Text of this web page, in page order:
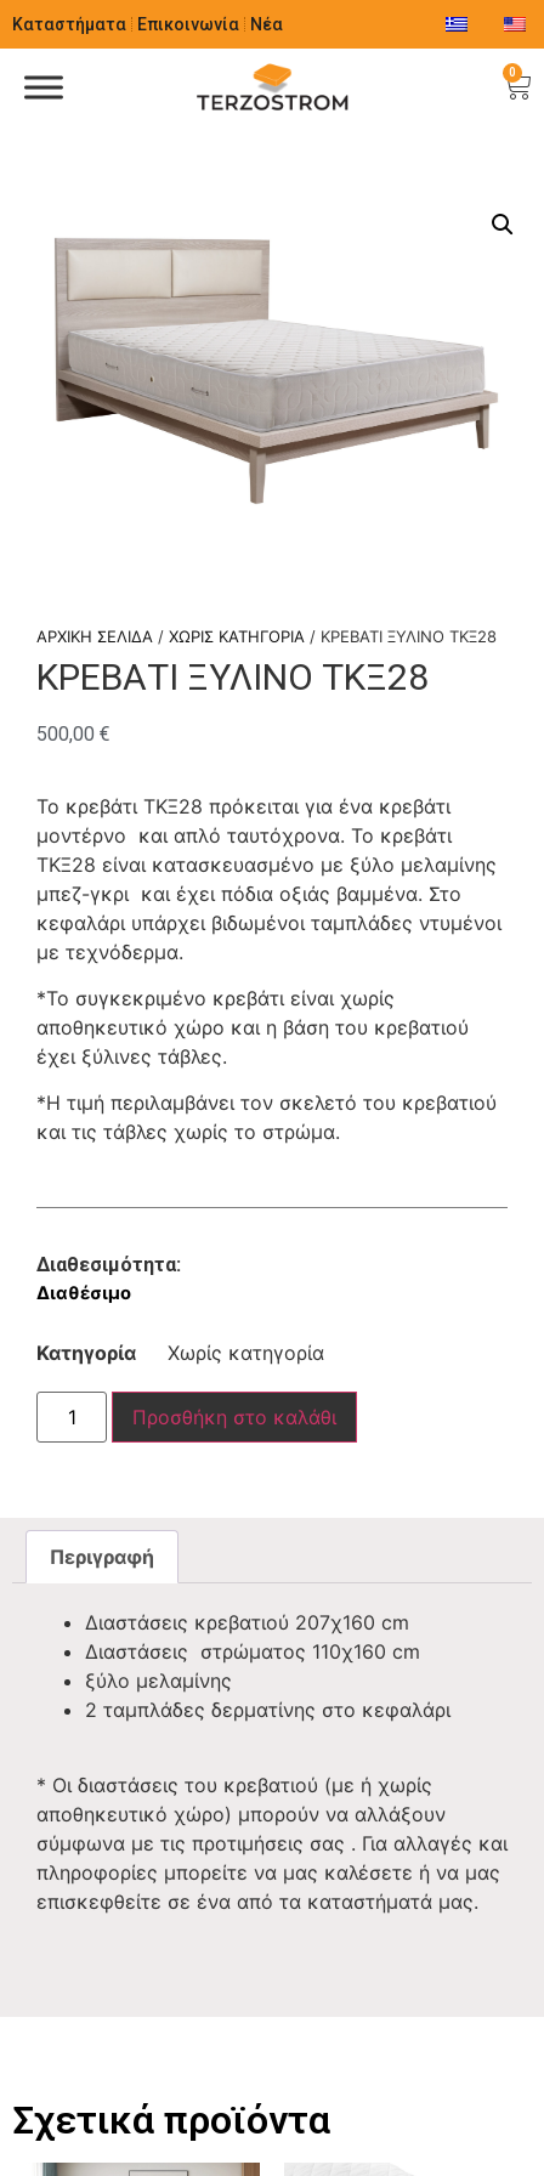
Καταστήματα Επικοινωνία Νέα
0
ΑΡΧΙΚΉ ΣΕΛΊΔΑ / ΧΩΡΊΣ ΚΑΤΗΓΟΡΊΑ / ΚΡΕΒΑΤΙ ΞΥΛΙΝΟ ΤΚΞ28
ΚΡΕΒΑΤΙ ΞΥΛΙΝΟ ΤΚΞ28
500,00 €
To κρεβάτι ΤΚΞ28 πρόκειται για ένα κρεβάτι
μοντέρνο και απλό ταυτόχρονα. Το κρεβάτι
ΤΚΞ28 είναι κατασκευασμένο με ξύλο μελαμίνης
μπεζ-γκρι και έχει πόδια οξιάς βαμμένα. Στο
κεφαλάρι υπάρχει βιδωμένοι ταμπλάδες ντυμένοι
με τεχνόδερμα.
*Το συγκεκριμένο κρεβάτι είναι χωρίς
αποθηκευτικό χώρο και η βάση του κρεβατιού
έχει ξύλινες τάβλες.
*Η τιμή περιλαμβάνει τον σκελετό του κρεβατιού
και τις τάβλες χωρίς το στρώμα.
Διαθεσιμότητα:
Διαθέσιμο
Κατηγορία Χωρίς κατηγορία
Προσθήκη στο καλάθι
Περιγραφή
Διαστάσεις κρεβατιού 207χ160 cm
Διαστάσεις στρώματος 110χ160 cm
ξύλο μελαμίνης
2 ταμπλάδες δερματίνης στο κεφαλάρι
* Οι διαστάσεις του κρεβατιού (με ή χωρίς
αποθηκευτικό χώρο) μπορούν να αλλάξουν
σύμφωνα με τις προτιμήσεις σας . Για αλλαγές και
πληροφορίες μπορείτε να μας καλέσετε ή να μας
επισκεφθείτε σε ένα από τα καταστήματά μας.
Σχετικά προϊόντα